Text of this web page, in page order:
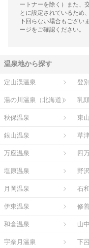
ートナーを除く）また、
とに設定されているため
下回らない場合もござい
ージをご確認ください。
温泉地から探す
定山渓温泉 登
湯の川温泉（北海道） 乳
秋保温泉 東
銀山温泉 草
万座温泉 四
塩原温泉 野
月岡温泉 石
伊東温泉 修
和倉温泉 山
宇奈月温泉 下